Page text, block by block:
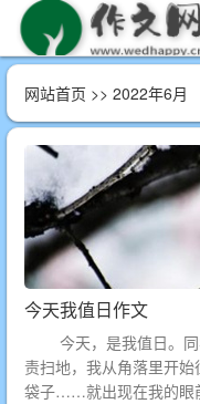
网站首页 >> 2022年6月
今天我值日作文
今天，是我值日。同
责扫地，我从角落里开始
袋子……就出现在我的眼